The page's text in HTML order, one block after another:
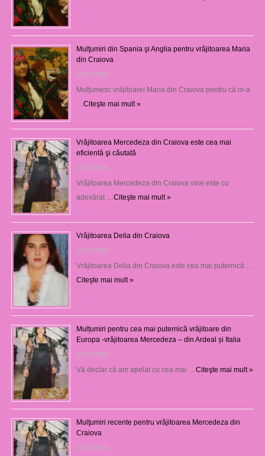
Mulţumiri din Spania şi Anglia pentru vrăjitoarea Maria
din Craiova
28/07/2026
Mulţumesc vrăjitoarei Maria din Craiova pentru că m-a
Citeşte mai mult »
Vrăjitoarea Mercedeza din Craiova este cea mai
eficientă şi căutată
27/07/2026
Vrăjitoarea Mercedeza din Craiova vine este cu
adevărat … Citeşte mai mult »
Vrăjitoarea Delia din Craiova
27/07/2026
Vrăjitoarea Delia din Craiova este cea mai puternică …
Citeşte mai mult »
Mulțumiri pentru cea mai puternică vrăjitoare din
Europa -vrăjitoarea Mercedeza – din Ardeal și Italia
23/07/2026
Vă declar că am apelat cu cea mai … Citeşte mai mult »
Mulţumiri recente pentru vrăjitoarea Mercedeza din
Craiova
22/07/2026